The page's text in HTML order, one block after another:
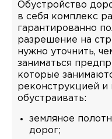
Обустройство
в себя комплекс
гарантированно
разрешение на
нужно уточнить,
заниматься
которые
реконструкцией и
обустраивать:
земляное
дорог;